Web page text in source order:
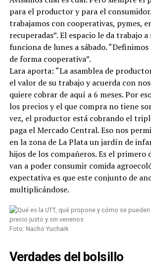
para el productor y para el
trabajamos con cooperativas, pymes,
recuperadas”. El espacio le da trabajo
funciona de lunes a sábado.
de forma cooperativa”.
Lara aporta: “La asamblea de
el valor de su trabajo y acuerda con
quiere cobrar de aquí a 6 meses. Por
los precios y el que compra no tiene
vez, el productor está cobrando el
paga el Mercado Central. Eso nos
en la zona de La Plata un jardín de
hijos de los compañeros. Es el primero
van a poder consumir comida
expectativa es que este conjunto de
multiplicándose.
Foto: Nacho Yuchark
Verdades del bolsillo